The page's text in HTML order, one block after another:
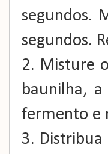
segundos.
segundos.
2. Misture
baunilha,
fermento e
3.